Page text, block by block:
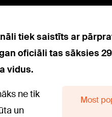
tiek saistīts ar
oficiāli tas sāksies
vidus.
ne tik
un
Most